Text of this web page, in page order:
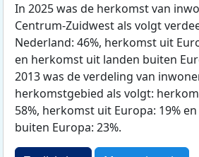
In 2025 was de herkomst van
Centrum-Zuidwest als volgt
Nederland: 46%, herkomst uit
en herkomst uit landen buiten
2013 was de verdeling van
herkomstgebied als volgt:
58%, herkomst uit Europa: 19%
buiten Europa: 23%.